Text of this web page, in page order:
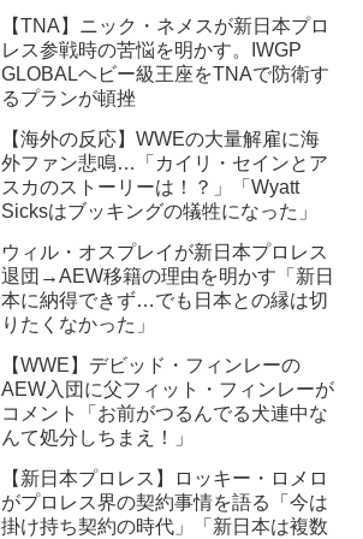
【TNA】ニック・ネメスが新日本プロ
レス参戦時の苦悩を明かす。IWGP
GLOBALヘビー級王座をTNAで防衛す
るプランが頓挫
【海外の反応】WWEの大量解雇に海
外ファン悲鳴…「カイリ・セインとア
スカのストーリーは！？」「Wyatt
Sicksはブッキングの犠牲になった」
ウィル・オスプレイが新日本プロレス
退団→AEW移籍の理由を明かす「新日
本に納得できず…でも日本との縁は切
りたくなかった」
【WWE】デビッド・フィンレーの
AEW入団に父フィット・フィンレーが
コメント「お前がつるんでる犬連中な
んて処分しちまえ！」
【新日本プロレス】ロッキー・ロメロ
がプロレス界の契約事情を語る「今は
掛け持ち契約の時代」「新日本は複数